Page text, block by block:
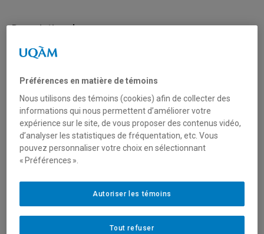
Description du programme
*** AtelierUQAM
Panoptoetprésentation PDF)***
*** AtelierUQAM«Intégrer l’EDIA à la recherche»
mardi 16 juin 2026 (PDF de l’atelieren présentiel, non
enregistré, animé par Evelyn McDuff conseillère EDI
VRRCD)
PDF présentation d’Evelyn McDuff
l’intégration au VDR- Fac. Sciences***
Préférences en matière de témoins
Nous utilisons des témoins (cookies) afin de collecter des
informations qui nous permettent d’améliorer votre
expérience sur le site, de vous proposer des contenus vidéo,
d’analyser les statistiques de fréquentation, etc. Vous
pouvez personnaliser votre choix en sélectionnant
« Préférences ».
Tout refuser
Autoriser les témoins